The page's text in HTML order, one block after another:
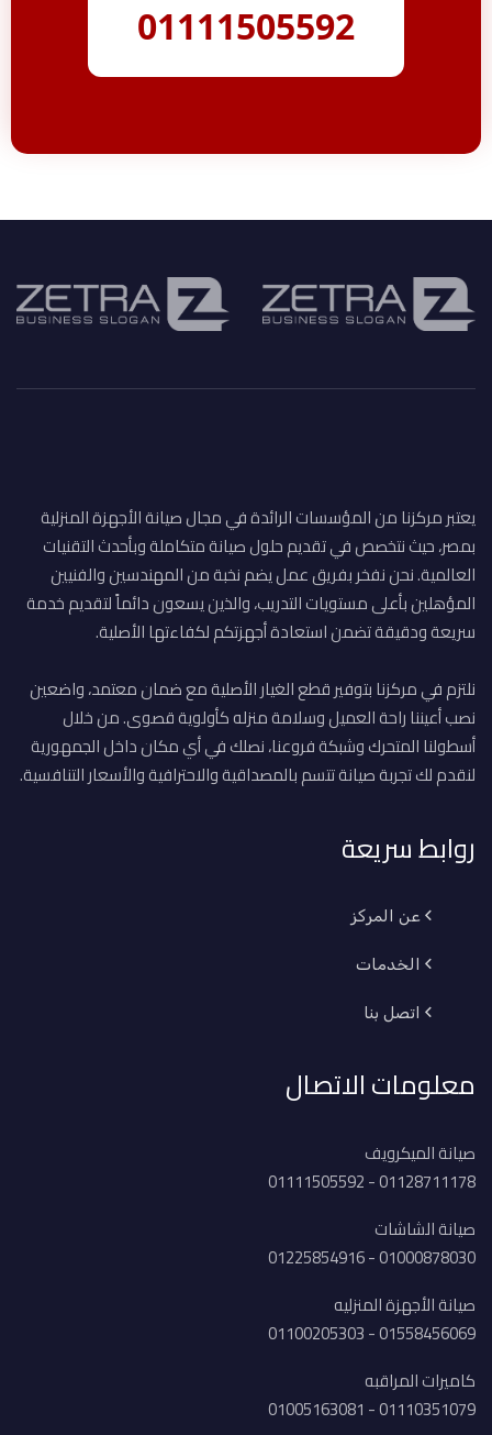
01111505592
يعتبر مركزنا من المؤسسات الرائدة في مجال صيانة الأجهزة المنزلية
بمصر، حيث نتخصص في تقديم حلول صيانة متكاملة وبأحدث التقنيات
العالمية. نحن نفخر بفريق عمل يضم نخبة من المهندسين والفنيين
المؤهلين بأعلى مستويات التدريب، والذين يسعون دائماً لتقديم خدمة
سريعة ودقيقة تضمن استعادة أجهزتكم لكفاءتها الأصلية.
نلتزم في مركزنا بتوفير قطع الغيار الأصلية مع ضمان معتمد، واضعين
نصب أعيننا راحة العميل وسلامة منزله كأولوية قصوى. من خلال
أسطولنا المتحرك وشبكة فروعنا، نصلك في أي مكان داخل الجمهورية
لنقدم لك تجربة صيانة تتسم بالمصداقية والاحترافية والأسعار التنافسية.
روابط سريعة
عن المركز
الخدمات
اتصل بنا
معلومات الاتصال
صيانة الميكرويف
01128711178 - 01111505592
صيانة الشاشات
01000878030 - 01225854916
صيانة الأجهزة المنزليه
01558456069 - 01100205303
كاميرات المراقبه
01110351079 - 01005163081